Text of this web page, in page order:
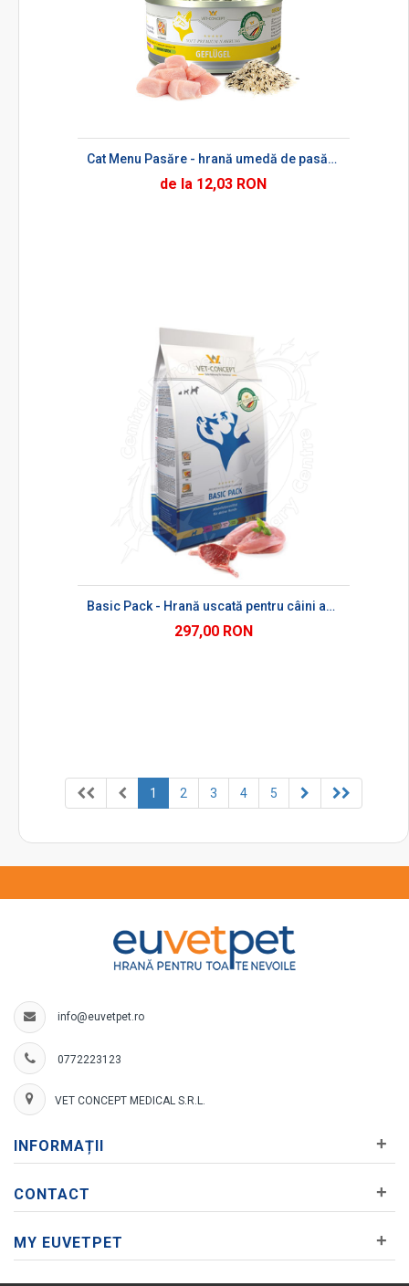
Cat Menu Pasăre - hrană umedă de pasăre pentru pisici
de la 12,03 RON
Basic Pack - Hrană uscată pentru câini adulți
297,00 RON
1 2 3 4 5
info@euvetpet.ro
0772223123
VET CONCEPT MEDICAL S.R.L.
INFORMAȚII +
CONTACT +
MY EUVETPET +